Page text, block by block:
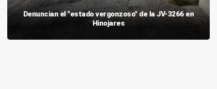
Denuncian el "estado vergonzoso" de la JV-3266 en
Hinojares